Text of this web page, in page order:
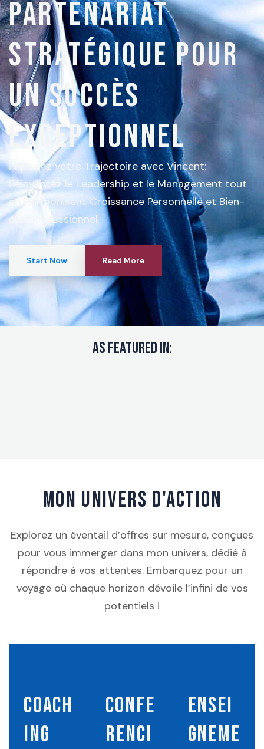
partenariat
stratégique pour
un succès
exceptionnel
Impulsez votre Trajectoire avec Vincent:
Réinventez le Leadership et le Management tout
en Harmonisant Croissance Personnelle et Bien-
être Professionnel.
Start Now Read More
As Featured In:
MON UNIVERS D'ACTION
Explorez un éventail d’offres sur mesure, conçues
pour vous immerger dans mon univers, dédié à
répondre à vos attentes. Embarquez pour un
voyage où chaque horizon dévoile l’infini de vos
potentiels !
COACH
ING
CONFE
RENCI
ENSEI
GNEME